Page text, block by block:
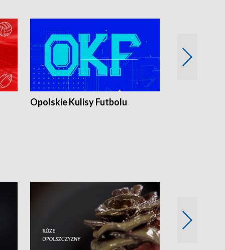
Opolskie Kulisy Futbolu